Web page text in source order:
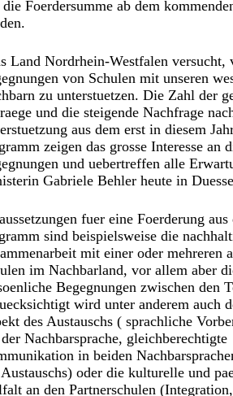
Foerdersumme ab dem
Land Nordrhein-Westfalen versucht,
von Schulen mit unseren
zu unterstuetzen. Die Zahl der
und die steigende Nachfrage
aus dem erst in diesem
zeigen das grosse Interesse an
und uebertreffen alle
Gabriele Behler heute in
fuer eine Foerderung aus
sind beispielsweise die
mit einer oder mehreren
im Nachbarland, vor allem aber
Begegnungen zwischen den
wird unter anderem auch
des Austauschs ( sprachliche
Nachbarsprache, gleichberechtigte
in beiden
oder die kulturelle und
an den Partnerschulen (Integration,